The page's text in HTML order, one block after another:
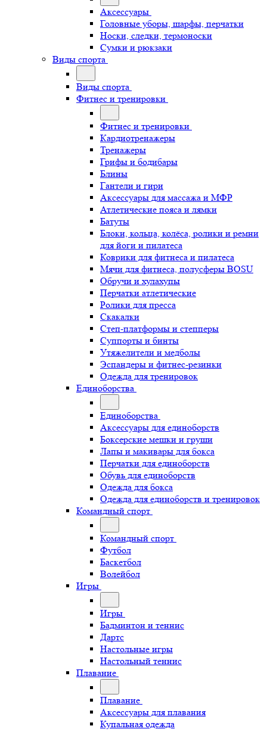
Аксессуары
Головные уборы, шарфы, перчатки
Носки, следки, термоноски
Сумки и рюкзаки
Виды спорта
Виды спорта
Фитнес и тренировки
Фитнес и тренировки
Кардиотренажеры
Тренажеры
Грифы и бодибары
Блины
Гантели и гири
Аксессуары для массажа и МФР
Атлетические пояса и лямки
Батуты
Блоки, кольца, колёса, ролики и ремни
для йоги и пилатеса
Коврики для фитнеса и пилатеса
Мячи для фитнеса, полусферы BOSU
Обручи и хулахупы
Перчатки атлетические
Ролики для пресса
Скакалки
Степ-платформы и степперы
Суппорты и бинты
Утяжелители и медболы
Эспандеры и фитнес-резинки
Одежда для тренировок
Единоборства
Единоборства
Аксессуары для единоборств
Боксерские мешки и груши
Лапы и макивары для бокса
Перчатки для единоборств
Обувь для единоборств
Одежда для бокса
Одежда для единоборств и тренировок
Командный спорт
Командный спорт
Футбол
Баскетбол
Волейбол
Игры
Игры
Бадминтон и теннис
Дартс
Настольные игры
Настольный теннис
Плавание
Плавание
Аксессуары для плавания
Купальная одежда